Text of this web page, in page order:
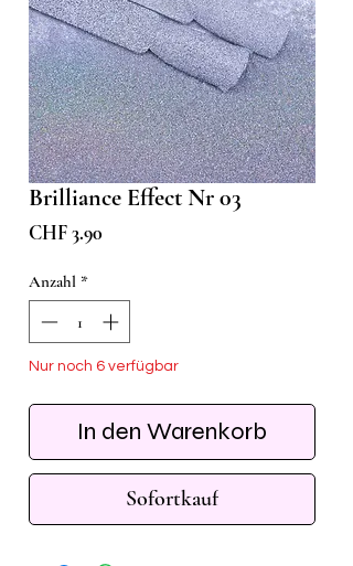
Brilliance Effect Nr 03
CHF 3.90
Anzahl *
Nur noch 6 verfügbar
In den Warenkorb
Sofortkauf